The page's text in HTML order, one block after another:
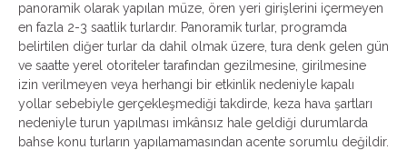
panoramik olarak yapılan müze, ören yeri girişlerini içermeyen
en fazla 2-3 saatlik turlardır. Panoramik turlar, programda
belirtilen diğer turlar da dahil olmak üzere, tura denk gelen gün
ve saatte yerel otoriteler tarafından gezilmesine, girilmesine
izin verilmeyen veya herhangi bir etkinlik nedeniyle kapalı
yollar sebebiyle gerçekleşmediği takdirde, keza hava şartları
nedeniyle turun yapılması imkânsız hale geldiği durumlarda
bahse konu turların yapılamamasından acente sorumlu değildir.